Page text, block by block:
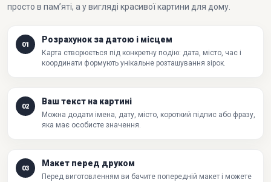
просто в пам’яті, а у вигляді красивої картини для дому.
01 Розрахунок за датою і місцем
Карта створюється під конкретну подію: дата, місто, час і
координати формують унікальне розташування зірок.
02 Ваш текст на картині
Можна додати імена, дату, місто, короткий підпис або фразу,
яка має особисте значення.
03 Макет перед друком
Перед виготовленням ви бачите попередній макет і можете